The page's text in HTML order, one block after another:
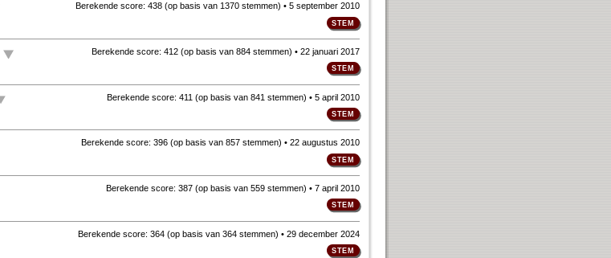
Berekende score: 438(op basis van 1370 stemmen) • 5 september 2010
Berekende score: 412(op basis van 884 stemmen) • 22 januari 2017
Berekende score: 411 (op basis van 841 stemmen) • 5 april 2010
Berekende score: 396(op basis van 857 stemmen) • 22 augustus 2010
Berekende score: 387(op basis van 559 stemmen) • 7 april 2010
Berekende score: 364(op basis van 364 stemmen) • 29 december 2024